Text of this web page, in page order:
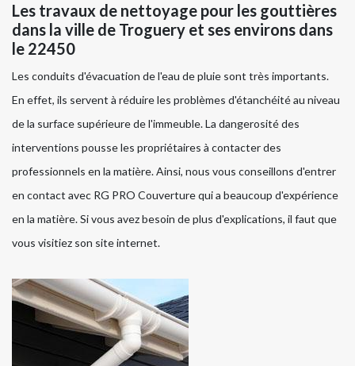
Les travaux de nettoyage pour les gouttières
dans la ville de Troguery et ses environs dans
le 22450
Les conduits d'évacuation de l'eau de pluie sont très importants.
En effet, ils servent à réduire les problèmes d'étanchéité au niveau
de la surface supérieure de l'immeuble. La dangerosité des
interventions pousse les propriétaires à contacter des
professionnels en la matière. Ainsi, nous vous conseillons d'entrer
en contact avec RG PRO Couverture qui a beaucoup d'expérience
en la matière. Si vous avez besoin de plus d'explications, il faut que
vous visitiez son site internet.